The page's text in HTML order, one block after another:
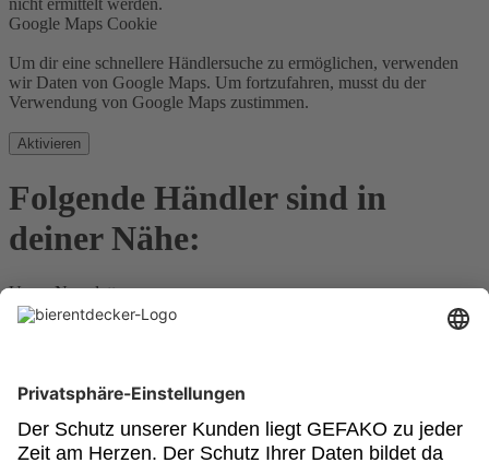
Google Maps Cookie
Um dir eine schnellere Händlersuche zu ermöglichen, verwenden
wir Daten von Google Maps. Um fortzufahren, musst du der
Verwendung von Google Maps zustimmen.
Aktivieren
Folgende Händler sind in
deiner Nähe:
Unser Newsletter
Für Bierkenner, Bierliebhaber, Bierneulinge - kurz, alle
Jetzt anmelden!
Impressum Datenschutz Barrierefrei
Newsletter
Powered by: